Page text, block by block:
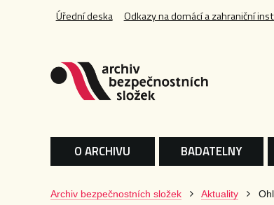
Úřední deska Odkazy na domácí a zahraniční
O ARCHIVU BADATELNY
Archiv bezpečnostních složek Aktuality